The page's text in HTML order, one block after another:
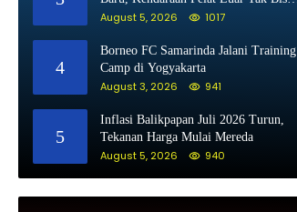
Beli BBM Subsidi
August 5, 2026 1017
4
Borneo FC Samarinda Jalani Training
Camp di Yogyakarta
August 3, 2026 941
5
Inflasi Balikpapan Juli 2026 Turun,
Tekanan Harga Mulai Mereda
August 5, 2026 940